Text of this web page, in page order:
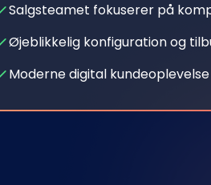
Salgsteamet fokuserer på
Øjeblikkelig konfiguration og
Moderne digital kundeoplevelse